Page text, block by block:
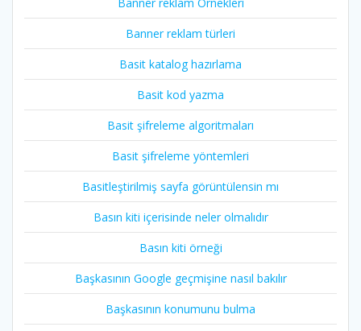
Banner reklam türleri
Basit katalog hazırlama
Basit kod yazma
Basit şifreleme algoritmaları
Basit şifreleme yöntemleri
Basitleştirilmiş sayfa görüntülensin mı
Basın kiti içerisinde neler olmalıdır
Basın kiti örneği
Başkasının Google geçmişine nasıl bakılır
Başkasının konumunu bulma